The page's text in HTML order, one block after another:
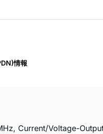
情報
Current/Voltage-